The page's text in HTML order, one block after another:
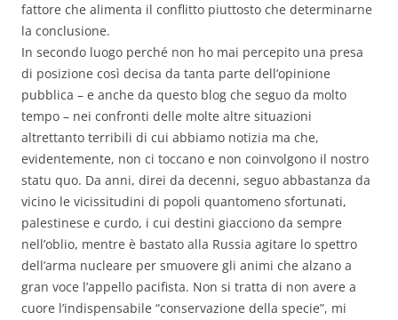
fattore che alimenta il conflitto piuttosto che determinarne
la conclusione.
In secondo luogo perché non ho mai percepito una presa
di posizione così decisa da tanta parte dell’opinione
pubblica – e anche da questo blog che seguo da molto
tempo – nei confronti delle molte altre situazioni
altrettanto terribili di cui abbiamo notizia ma che,
evidentemente, non ci toccano e non coinvolgono il nostro
statu quo. Da anni, direi da decenni, seguo abbastanza da
vicino le vicissitudini di popoli quantomeno sfortunati,
palestinese e curdo, i cui destini giacciono da sempre
nell’oblio, mentre è bastato alla Russia agitare lo spettro
dell’arma nucleare per smuovere gli animi che alzano a
gran voce l’appello pacifista. Non si tratta di non avere a
cuore l’indispensabile “conservazione della specie”, mi